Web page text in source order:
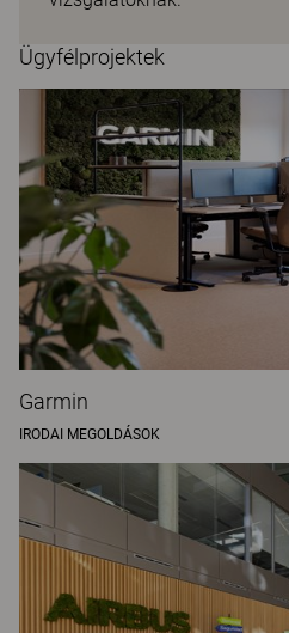
Ügyfélprojektek
Garmin
IRODAI MEGOLDÁSOK